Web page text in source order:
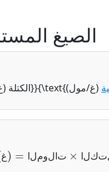
الصيغ
\[ \text{المولات} = \frac{\text{الكتلة (غ)}}{\text{
غ ا ل م و ل ا ت ا ل ك ت
× الكتلة المولية (غ/